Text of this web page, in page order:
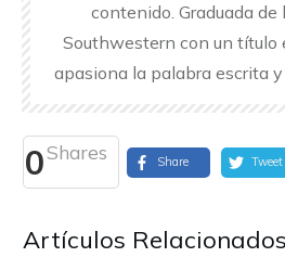
contenido. Graduada de
Southwestern con un título
apasiona la palabra escrita
0Shares Share Tweet
Artículos Relacionados